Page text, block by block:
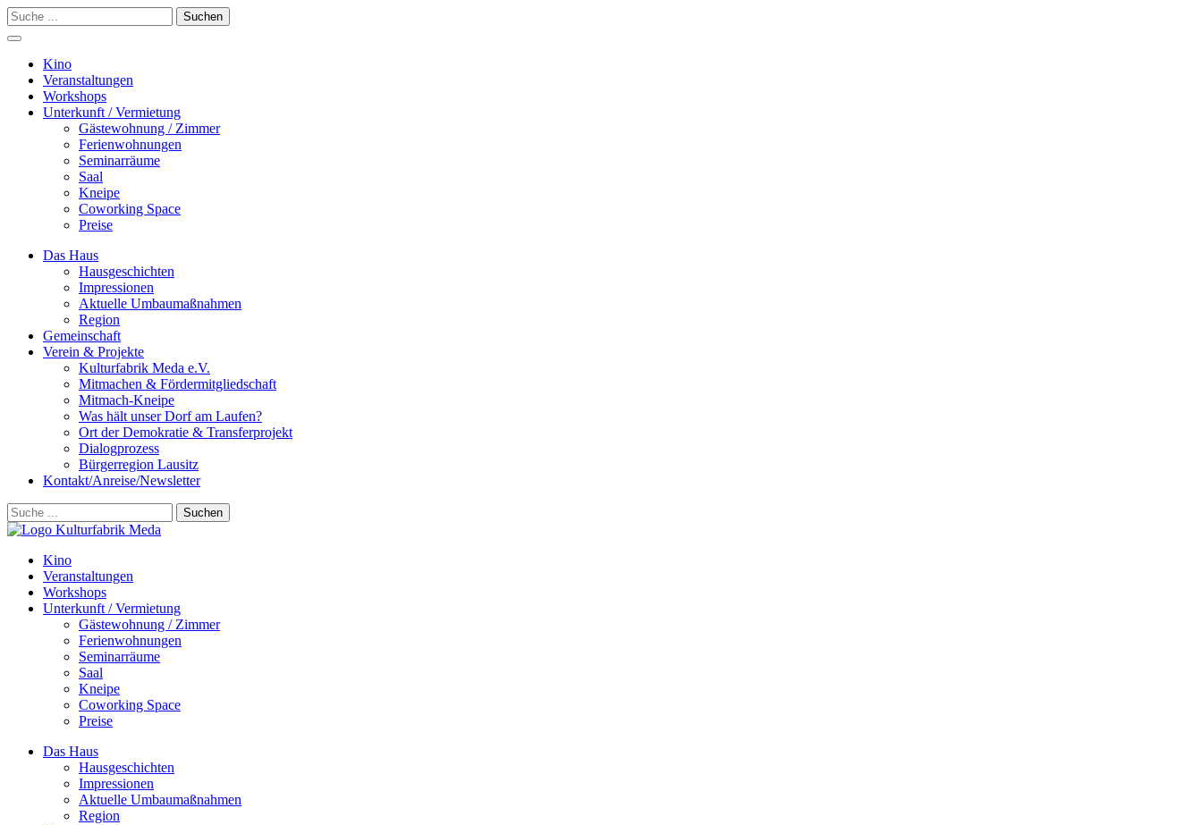
Suchen
Kino
Veranstalt­ungen
Workshops
Unterkunft / Vermietung
Gäste­wohnung / Zimmer
Ferien­wohnungen
Seminarräume
Saal
Kneipe
Coworking Space
Preise
Das Haus
Hausgeschichten
Impressionen
Aktuelle Umbaumaßnahmen
Region
Gemeinschaft
Verein & Projekte
Kulturfabrik Meda e.V.
Mitmachen & Fördermitgliedschaft
Mitmach-Kneipe
Was hält unser Dorf am Laufen?
Ort der Demokratie & Transferprojekt
Dialogprozess
Bürgerregion Lausitz
Kontakt/Anreise/Newsletter
Suchen
Kino
Veranstalt­ungen
Workshops
Unterkunft / Vermietung
Gäste­wohnung / Zimmer
Ferien­wohnungen
Seminarräume
Saal
Kneipe
Coworking Space
Preise
Das Haus
Hausgeschichten
Impressionen
Aktuelle Umbaumaßnahmen
Region